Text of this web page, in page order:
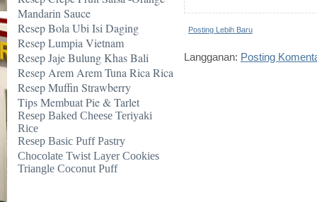
Mandarin Sauce
Resep Bola Ubi Isi Daging
Resep Lumpia Vietnam
Resep Jaje Bulung Khas Bali
Resep Arem Arem Tuna Rica Rica
Resep Muffin Strawberry
Tips Membuat Pie & Tarlet
Resep Baked Cheese Teriyaki
Rice
Resep Basic Puff Pastry
Chocolate Twist Layer Cookies
Triangle Coconut Puff
Posting Lebih Baru
Langganan: Posting